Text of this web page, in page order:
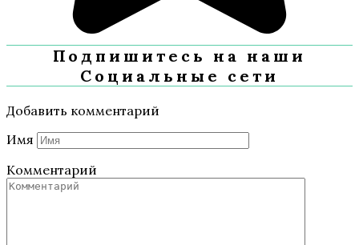
Подпишитесь на наши
Социальные сети
Добавить комментарий
Имя
Комментарий